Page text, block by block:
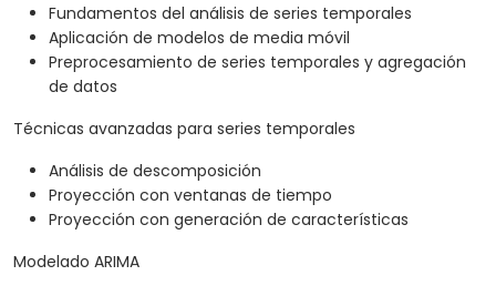
Fundamentos del análisis de series temporales
Aplicación de modelos de media móvil
Preprocesamiento de series temporales y agregación
de datos
Técnicas avanzadas para series temporales
Análisis de descomposición
Proyección con ventanas de tiempo
Proyección con generación de características
Modelado ARIMA